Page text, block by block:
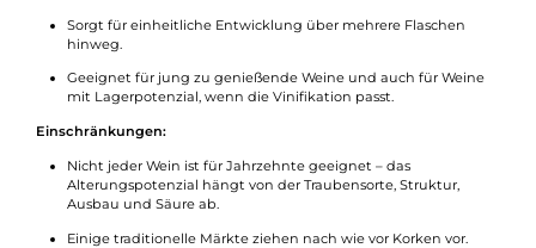
Sorgt für einheitliche Entwicklung über mehrere Flaschen
hinweg.
Geeignet für jung zu genießende Weine und auch für Weine
mit Lagerpotenzial, wenn die Vinifikation passt.
Einschränkungen:
Nicht jeder Wein ist für Jahrzehnte geeignet – das
Alterungspotenzial hängt von der Traubensorte, Struktur,
Ausbau und Säure ab.
Einige traditionelle Märkte ziehen nach wie vor Korken vor.